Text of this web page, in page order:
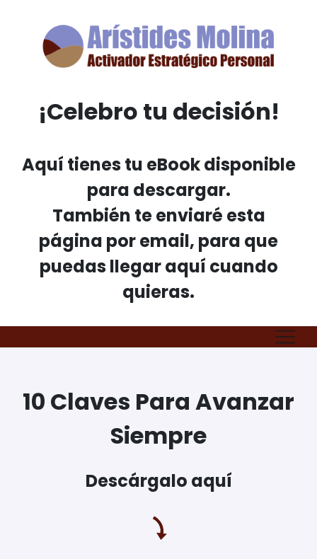
¡Celebro tu decisión!
Aquí tienes tu eBook disponible
para descargar.
También te enviaré esta
página por email, para que
puedas llegar aquí cuando
quieras.
10 Claves Para Avanzar
Siempre
Descárgalo aquí